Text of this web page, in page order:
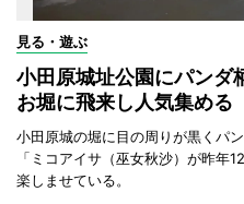
見る・遊ぶ
小田原城址公園にパン
お堀に飛来し人気集める
小田原城の堀に目の周りが黒くパ
「ミコアイサ（巫女秋沙）が昨年
楽しませている。